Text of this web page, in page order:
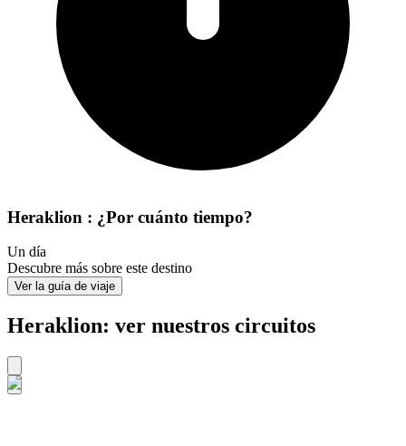
Heraklion : ¿Por cuánto tiempo?
Un día
Descubre más sobre este destino
Ver la guía de viaje
Heraklion: ver nuestros circuitos